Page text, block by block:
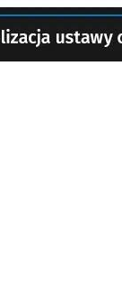
karcie